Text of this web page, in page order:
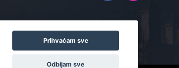
Prihvaćam sve
Odbijam sve